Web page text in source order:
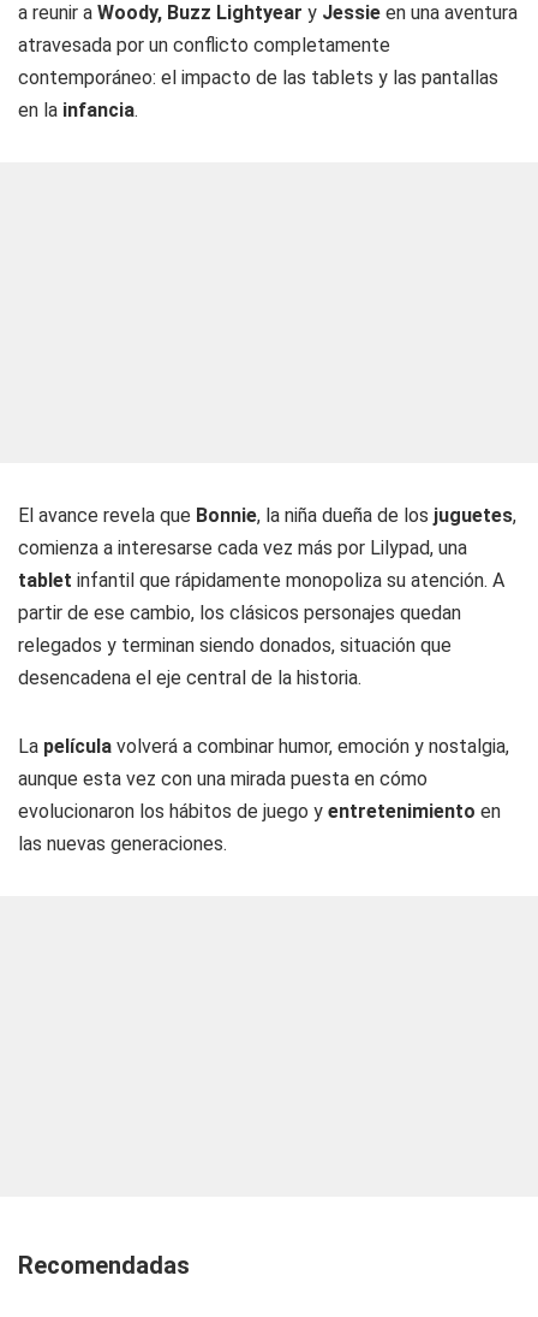
a reunir a Woody, Buzz Lightyear y Jessie en una aventura
atravesada por un conflicto completamente
contemporáneo: el impacto de las tablets y las pantallas
en la infancia.
El avance revela que Bonnie, la niña dueña de los juguetes,
comienza a interesarse cada vez más por Lilypad, una
tablet infantil que rápidamente monopoliza su atención. A
partir de ese cambio, los clásicos personajes quedan
relegados y terminan siendo donados, situación que
desencadena el eje central de la historia.
La película volverá a combinar humor, emoción y nostalgia,
aunque esta vez con una mirada puesta en cómo
evolucionaron los hábitos de juego y entretenimiento en
las nuevas generaciones.
Recomendadas